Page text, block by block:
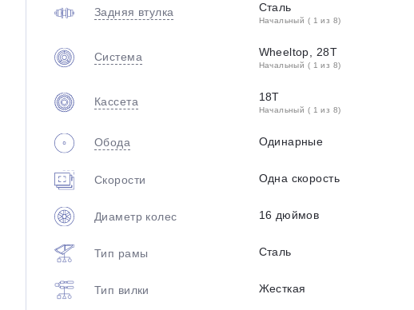
Задняя втулка Сталь
Начальный ( 1 из 8)
Система Wheeltop, 28T
Начальный ( 1 из 8)
Кассета 18T
Начальный ( 1 из 8)
Обода Одинарные
Скорости Одна скорость
Диаметр колес 16 дюймов
Тип рамы Сталь
Тип вилки Жесткая